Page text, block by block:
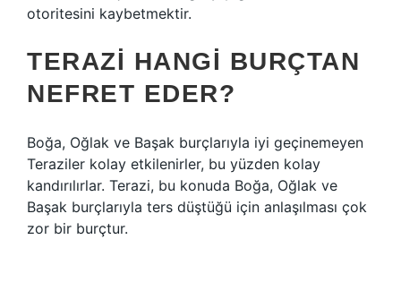
otoritesini kaybetmektir.
TERAZI HANGI BURÇTAN
NEFRET EDER?
Boğa, Oğlak ve Başak burçlarıyla iyi geçinemeyen
Teraziler kolay etkilenirler, bu yüzden kolay
kandırılırlar. Terazi, bu konuda Boğa, Oğlak ve
Başak burçlarıyla ters düştüğü için anlaşılması çok
zor bir burçtur.